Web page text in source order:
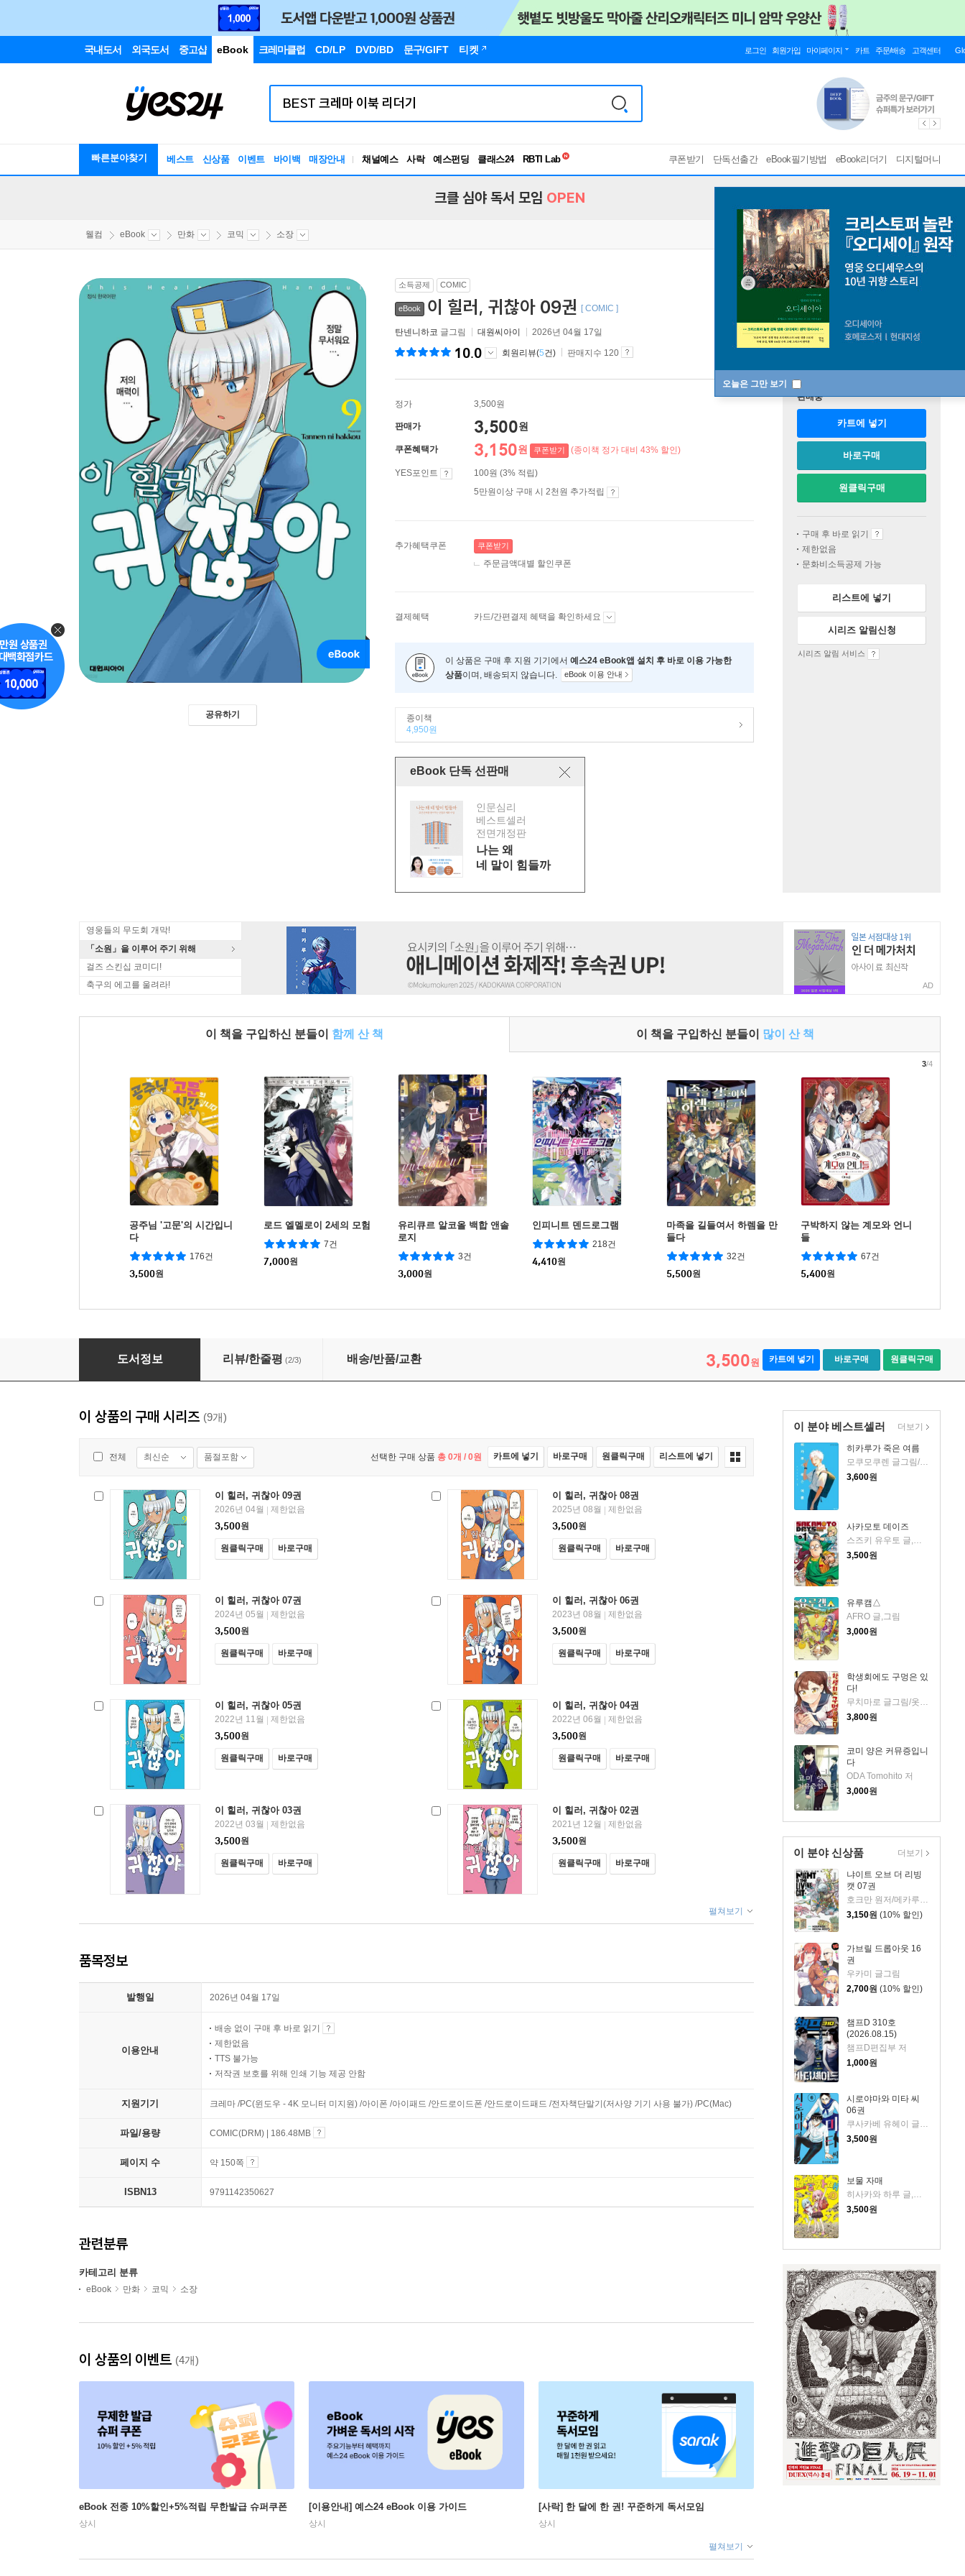
국내도서 외국도서 중고샵 eBook 크레마클럽 CD/LP DVD/BD 문구/GIFT 티켓 로그인 회원가입 마이페이지 카트 주문/배송 고객센터
빠른분야찾기 베스트 신상품 이벤트 바이백 매장안내 채널예스 사락 예스펀딩 클래스24
독서유형검사
쿠폰받기 단독선출간 eBook필기방법 eBook리더기 디지털머니
오늘은 그만 보기
크클 심야 독서 모임 OPEN
웰컴 eBook 만화 코믹 소장
공유하기
소득공제 COMIC
eBook 이 힐러, 귀찮아 09권 [ COMIC ]
탄넨니하코 글그림 대원씨아이 2026년 04월 17일
10.0 회원리뷰(5건) 판매지수 120
정가 3,500원
판매가 3,500원
쿠폰혜택가 3,150원 쿠폰받기 (종이책 정가 대비 43% 할인)
YES포인트
100원 (3% 적립)
5만원이상 구매 시 2천원 추가적립
추가혜택쿠폰 쿠폰받기
주문금액대별 할인쿠폰
결제혜택 카드/간편결제 혜택을 확인하세요
이 상품은 구매 후 지원 기기에서 예스24 eBook앱 설치 후 바로 이용 가능한
상품이며, 배송되지 않습니다. eBook 이용 안내
종이책
4,950원
eBook 단독 선판매
인문심리
베스트셀러
전면개정판
나는 왜
네 말이 힘들까
판매중
카트에 넣기
바로구매
원클릭구매
구매 후 바로 읽기
제한없음
문화비소득공제 가능
리스트에 넣기
시리즈 알림신청
시리즈 알림 서비스
영웅들의 무도회 개막!
「소원」을 이루어 주기 위해
걸즈 스킨십 코미디!
축구의 에고를 울려라!
AD
이 책을 구입하신 분들이 함께 산 책 이 책을 구입하신 분들이 많이 산 책
공주님 '고문'의 시간입니
다
176건
3,500원
로드 엘멜로이 2세의 모험
7건
7,000원
유리큐르 알코올 백합 앤솔
로지
3건
3,000원
인피니트 덴드로그램
218건
4,410원
마족을 길들여서 하렘을 만
들다
32건
5,500원
구박하지 않는 계모와 언니
들
67건
5,400원
3/4
이 힐러, 귀찮아 09권
도서정보 리뷰/한줄평 (2/3) 배송/반품/교환 3,500원 카트에 넣기 바로구매 원클릭구매
이 분야 베스트셀러
히카루가 죽은 여름
3,600원
사카모토 데이즈
스즈키 유우토 글,그림
3,500원
유루캠△
AFRO 글,그림
3,000원
학생회에도 구멍은 있
다!
무치마로 글그림/옷무 역
3,800원
코미 양은 커뮤증입니
다
ODA Tomohito 저
3,000원
더보기
이 분야 신상품
냐이트 오브 더 리빙
캣 07권
호크만 원저/메카루츠 그림
3,150원 (10% 할인)
가브릴 드롭아웃 16
권
우카미 글그림
2,700원 (10% 할인)
챔프D 310호
(2026.08.15)
챔프D편집부 저
1,000원
시로야마와 미타 씨
06권
쿠사카베 유헤이 글그림
3,500원
보물 자매
3,500원
더보기
이 상품의 구매 시리즈 (9개)
전체 최신순 품절포함 선택한 구매 상품 총 0개 / 0원 카트에 넣기 바로구매 원클릭구매 리스트에 넣기
이 힐러, 귀찮아 09권
2026년 04월 | 제한없음
3,500원
원클릭구매 바로구매
이 힐러, 귀찮아 08권
2025년 08월 | 제한없음
3,500원
원클릭구매 바로구매
이 힐러, 귀찮아 07권
2024년 05월 | 제한없음
3,500원
원클릭구매 바로구매
이 힐러, 귀찮아 06권
2023년 08월 | 제한없음
3,500원
원클릭구매 바로구매
이 힐러, 귀찮아 05권
2022년 11월 | 제한없음
3,500원
원클릭구매 바로구매
이 힐러, 귀찮아 04권
2022년 06월 | 제한없음
3,500원
원클릭구매 바로구매
이 힐러, 귀찮아 03권
2022년 03월 | 제한없음
3,500원
원클릭구매 바로구매
이 힐러, 귀찮아 02권
2021년 12월 | 제한없음
3,500원
원클릭구매 바로구매
펼쳐보기
품목정보
발행일 2026년 04월 17일
이용안내
배송 없이 구매 후 바로 읽기
제한없음
TTS 불가능
저작권 보호를 위해 인쇄 기능 제공 안함
지원기기 크레마 /PC(윈도우 - 4K 모니터 미지원) /아이폰 /아이패드 /안드로이드폰 /안드로이드패드 /전자책단말기(저사양 기기 사용 불가) /PC(Mac)
파일/용량 COMIC(DRM) | 186.48MB
페이지 수 약 150쪽
ISBN13 9791142350627
관련분류
카테고리 분류
eBook 만화 코믹 소장
이 상품의 이벤트 (4개)
eBook 전종 10%할인+5%적립 무한발급 슈퍼쿠폰
상시
[이용안내] 예스24 eBook 이용 가이드
상시
[사락] 한 달에 한 권! 꾸준하게 독서모임
상시
펼쳐보기